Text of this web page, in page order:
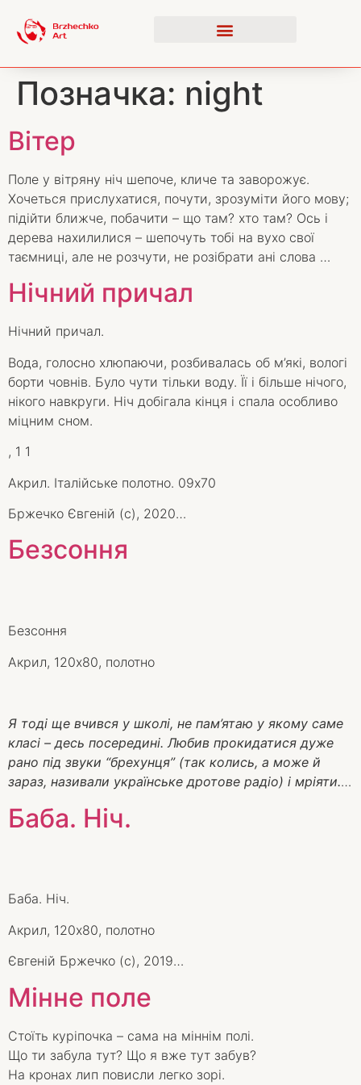
Позначка: night
Вітер
Поле у вітряну ніч шепоче, кличе та заворожує.
Хочеться прислухатися, почути, зрозуміти його мову;
підійти ближче, побачити – що там? хто там? Ось і
дерева нахилилися – шепочуть тобі на вухо свої
таємниці, але не розчути, не розібрати ані слова …
Нічний причал
Нічний причал.
Вода, голосно хлюпаючи, розбивалась об м’які, вологі
борти човнів. Було чути тільки воду. Її і більше нічого,
нікого навкруги. Ніч добігала кінця і спала особливо
міцним сном.
, 1 1
Акрил. Італійське полотно. 09х70
Бржечко Євгеній (с), 2020…
Безсоння
Безсоння
Акрил, 120х80, полотно
Я тоді ще вчився у школі, не пам’ятаю у якому саме
класі – десь посередині. Любив прокидатися дуже
рано під звуки “брехунця” (так колись, а може й
зараз, називали українське дротове радіо) і мріяти.…
Баба. Ніч.
Баба. Ніч.
Акрил, 120х80, полотно
Євгеній Бржечко (с), 2019…
Мінне поле
Стоїть куріпочка – сама на міннім полі.
Що ти забула тут? Що я вже тут забув?
На кронах лип повисли легко зорі.